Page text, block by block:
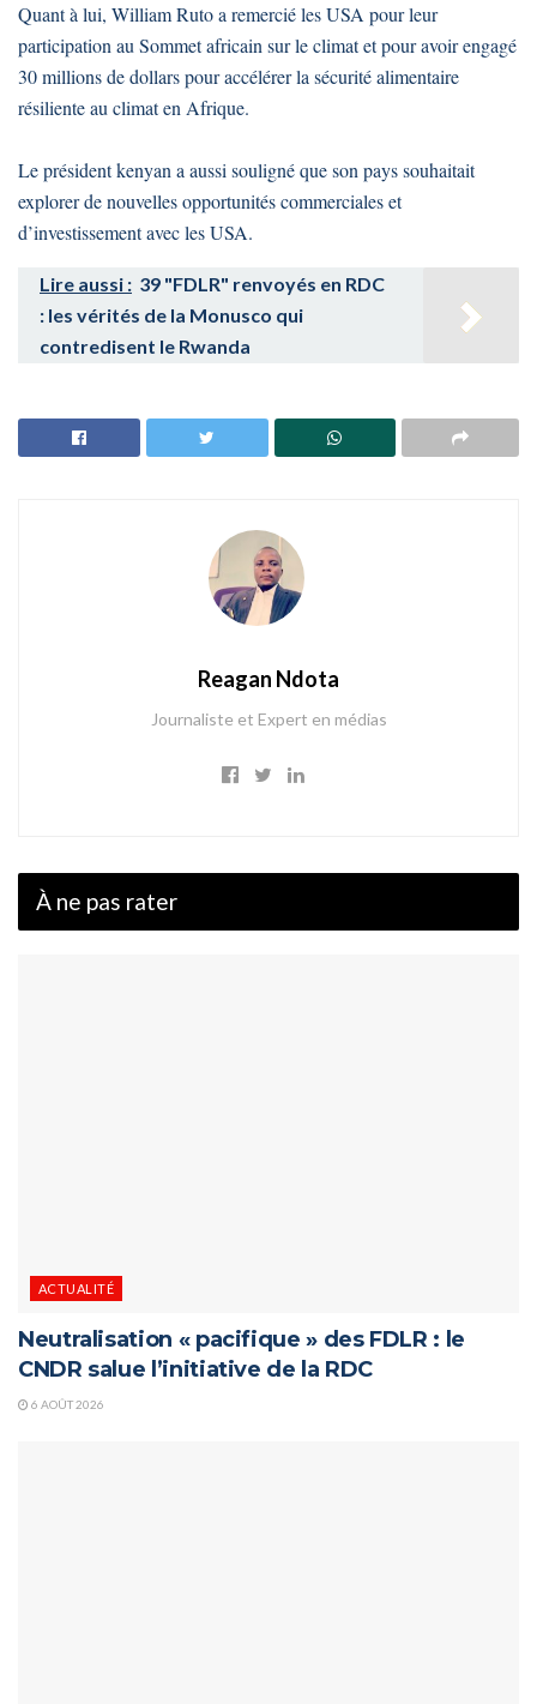
Quant à lui, William Ruto a remercié les USA pour leur
participation au Sommet africain sur le climat et pour avoir engagé
30 millions de dollars pour accélérer la sécurité alimentaire
résiliente au climat en Afrique.
Le président kenyan a aussi souligné que son pays souhaitait
explorer de nouvelles opportunités commerciales et
d’investissement avec les USA.
Lire aussi : 39 "FDLR" renvoyés en RDC
: les vérités de la Monusco qui
contredisent le Rwanda
Reagan Ndota
Journaliste et Expert en médias
À ne pas rater
ACTUALITÉ
Neutralisation « pacifique » des FDLR : le
CNDR salue l’initiative de la RDC
6 AOÛT 2026